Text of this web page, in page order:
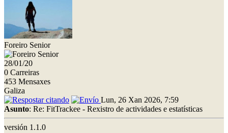
Foreiro Senior
28/01/20
0 Carreiras
453 Mensaxes
Galiza
Lun, 26 Xan 2026, 7:59
Asunto: Re: FitTrackee - Rexistro de actividades e estatísticas
versión 1.1.0